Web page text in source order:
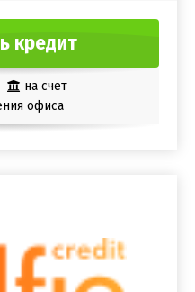
кредит
на счет
офиса